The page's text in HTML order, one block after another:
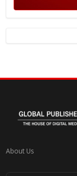
About Us